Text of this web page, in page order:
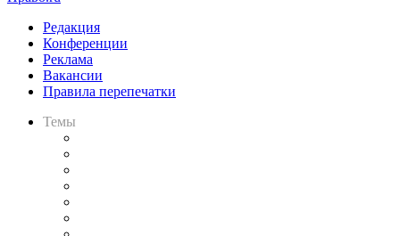
Редакция
Конференции
Реклама
Вакансии
Правила перепечатки
Темы